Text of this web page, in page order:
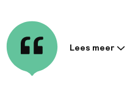
Informatie
Lees meer